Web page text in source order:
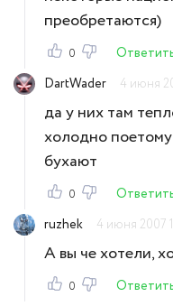
преобретаются)
0
DartWader
4 июня
да у них там
холодно
бухают
0
ruzhek
4 июня 2007
А вы че хотели,
0